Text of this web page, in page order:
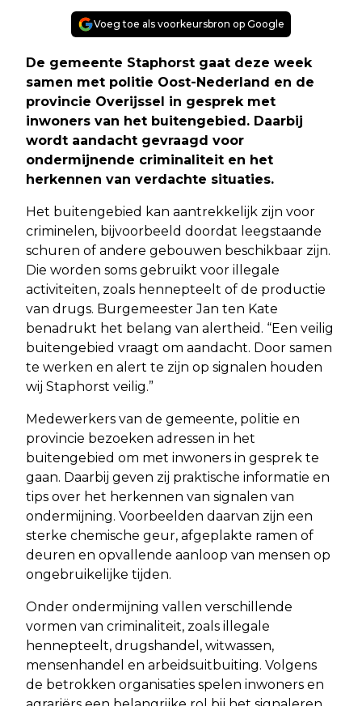
Voeg toe als voorkeursbron op Google
De gemeente Staphorst gaat deze week
samen met politie Oost-Nederland en de
provincie Overijssel in gesprek met
inwoners van het buitengebied. Daarbij
wordt aandacht gevraagd voor
ondermijnende criminaliteit en het
herkennen van verdachte situaties.
Het buitengebied kan aantrekkelijk zijn voor
criminelen, bijvoorbeeld doordat leegstaande
schuren of andere gebouwen beschikbaar zijn.
Die worden soms gebruikt voor illegale
activiteiten, zoals hennepteelt of de productie
van drugs. Burgemeester Jan ten Kate
benadrukt het belang van alertheid. “Een veilig
buitengebied vraagt om aandacht. Door samen
te werken en alert te zijn op signalen houden
wij Staphorst veilig.”
Medewerkers van de gemeente, politie en
provincie bezoeken adressen in het
buitengebied om met inwoners in gesprek te
gaan. Daarbij geven zij praktische informatie en
tips over het herkennen van signalen van
ondermijning. Voorbeelden daarvan zijn een
sterke chemische geur, afgeplakte ramen of
deuren en opvallende aanloop van mensen op
ongebruikelijke tijden.
Onder ondermijning vallen verschillende
vormen van criminaliteit, zoals illegale
hennepteelt, drugshandel, witwassen,
mensenhandel en arbeidsuitbuiting. Volgens
de betrokken organisaties spelen inwoners en